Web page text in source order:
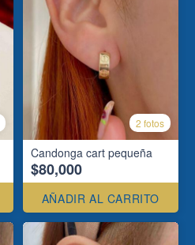
2 fotos
Candonga cart pequeña
$80,000
AÑADIR AL CARRITO